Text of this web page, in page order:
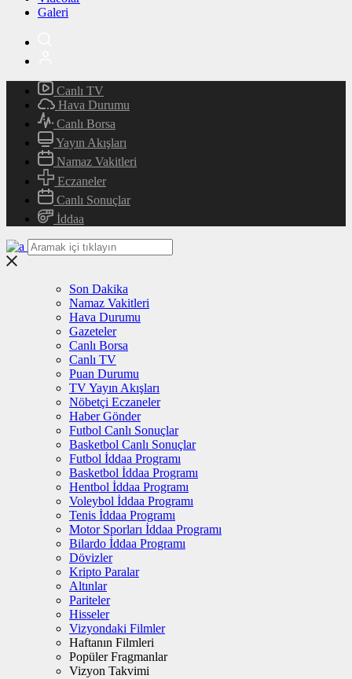
Galeri
Canlı TV
Hava Durumu
Canlı Borsa
Yayın Akışları
Namaz Vakitleri
Eczaneler
Canlı Sonuçlar
İddaa
Son Dakika
Namaz Vakitleri
Hava Durumu
Gazeteler
Canlı Borsa
Canlı TV
Puan Durumu
TV Yayın Akışları
Nöbetçi Eczaneler
Haber Gönder
Futbol Canlı Sonuçlar
Basketbol Canlı Sonuçlar
Futbol İddaa Programı
Basketbol İddaa Programı
Hentbol İddaa Programı
Voleybol İddaa Programı
Tenis İddaa Programı
Motor Sporları İddaa Programı
Bilardo İddaa Programı
Dövizler
Kripto Paralar
Altınlar
Pariteler
Hisseler
Vizyondaki Filmler
Haftanın Filmleri
Popüler Fragmanlar
Vizyon Takvimi